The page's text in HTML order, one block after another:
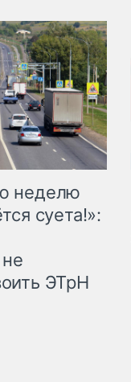
неделю
суета!»:
ЭТрН